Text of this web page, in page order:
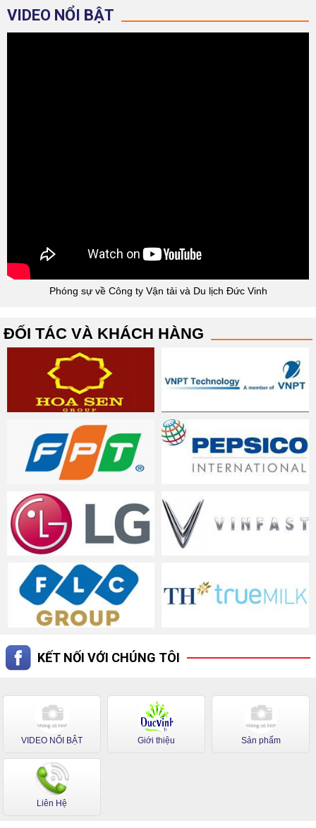
VIDEO NỔI BẬT
Phóng sự về Công ty Vận tải và Du lịch Đức Vinh
ĐỐI TÁC VÀ KHÁCH HÀNG
KẾT NỐI VỚI CHÚNG TÔI
VIDEO NỔI BẬT Giới thiệu Sản phẩm
Liên Hệ